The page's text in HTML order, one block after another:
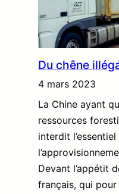
Du chêne
4 mars 2023
La Chine ayant
ressources
interdit
Devant l’appétit
français, qui